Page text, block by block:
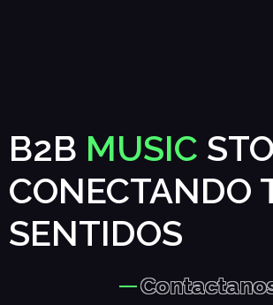
B2B MUSIC
CONECTANDO
SENTIDOS